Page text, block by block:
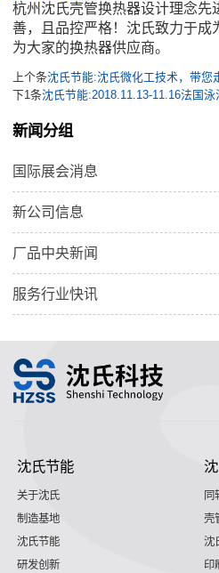
杭州沈氏壳管换热器设计理念先
善，且品控严格！沈氏致力于成
为大家的换热器供应商。
上个条沈氏节能:沈氏微化工技术，带您
下1条沈氏节能:2018.11.13-11.16法国泳
新闻分组
国际展会消息
新公司信息
厂品中央新闻
服务行业快讯
沈氏节能
关于沈氏
制造基地
沈氏节能
研发创新
同
壳
沈
印